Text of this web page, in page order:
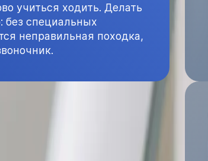
учиться ходить. Делать
без специальных
неправильная походка,